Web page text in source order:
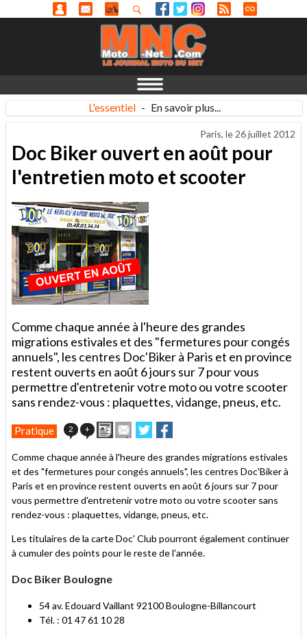
L'essentiel - En savoir plus...
Paris, le 26 juillet 2012
Doc Biker ouvert en août pour
l'entretien moto et scooter
Comme chaque année à l'heure des grandes
migrations estivales et des "fermetures pour congés
annuels", les centres Doc'Biker à Paris et en province
restent ouverts en août 6 jours sur 7 pour vous
permettre d'entretenir votre moto ou votre scooter
sans rendez-vous : plaquettes, vidange, pneus, etc.
Pratique 2 + ImprimerEnvoyer
cet
à
un
ami
Partager
sur
sur
Comme chaque année à l'heure des grandes migrations estivales
et des "fermetures pour congés annuels", les centres Doc'Biker à
Paris et en province restent ouverts en août 6 jours sur 7 pour
vous permettre d'entretenir votre moto ou votre scooter sans
rendez-vous : plaquettes, vidange, pneus, etc.
Les titulaires de la carte Doc' Club pourront également continuer
à cumuler des points pour le reste de l'année.
Doc Biker Boulogne
54 av. Edouard Vaillant 92100 Boulogne-Billancourt
Tél. : 01 47 61 10 28